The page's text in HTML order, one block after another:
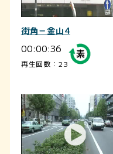
街角－金山4
00:00:36
再生回数：23